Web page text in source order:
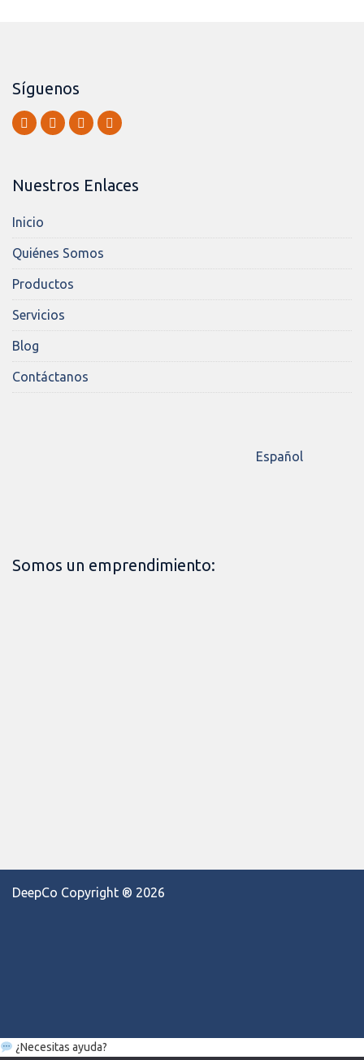
Síguenos
Nuestros Enlaces
Inicio
Quiénes Somos
Productos
Servicios
Blog
Contáctanos
Español
Somos un emprendimiento:
DeepCo Copyright ® 2026
¿Necesitas ayuda?